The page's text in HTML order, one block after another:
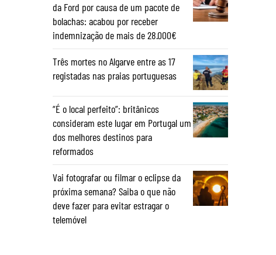
da Ford por causa de um pacote de
bolachas: acabou por receber
indemnização de mais de 28.000€
Três mortes no Algarve entre as 17
registadas nas praias portuguesas
“É o local perfeito”: britânicos
consideram este lugar em Portugal um
dos melhores destinos para
reformados
Vai fotografar ou filmar o eclipse da
próxima semana? Saiba o que não
deve fazer para evitar estragar o
telemóvel